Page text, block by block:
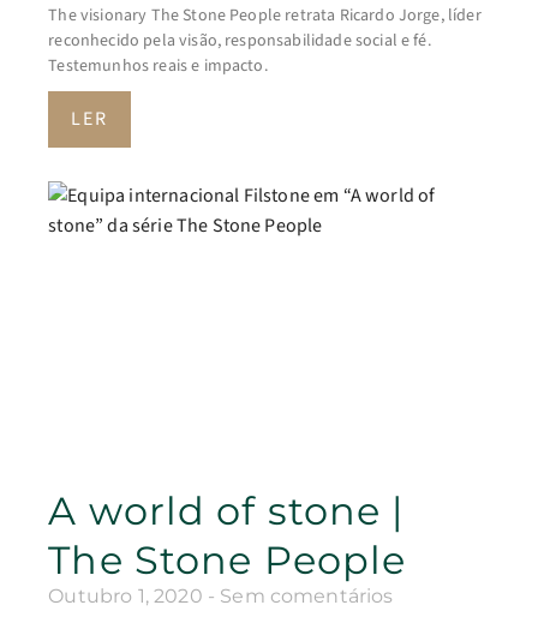
The visionary The Stone People retrata Ricardo Jorge, líder
reconhecido pela visão, responsabilidade social e fé.
Testemunhos reais e impacto.
LER
A world of stone |
The Stone People
Outubro 1, 2020 Sem comentários